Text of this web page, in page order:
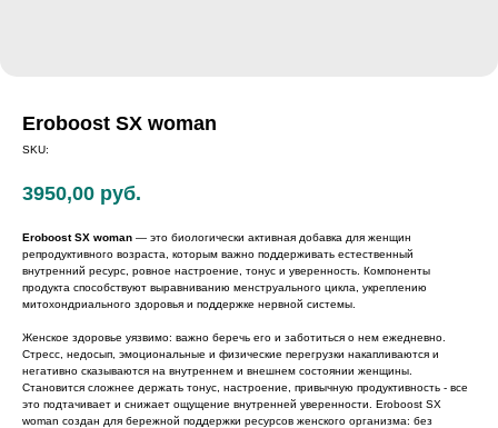
Eroboost SX woman
SKU:
3950,00 руб.
Eroboost SX woman — это биологически активная добавка для женщин
репродуктивного возраста, которым важно поддерживать естественный
внутренний ресурс, ровное настроение, тонус и уверенность. Компоненты
продукта способствуют выравниванию менструального цикла, укреплению
митохондриального здоровья и поддержке нервной системы.
Женское здоровье уязвимо: важно беречь его и заботиться о нем ежедневно.
Стресс, недосып, эмоциональные и физические перегрузки накапливаются и
негативно сказываются на внутреннем и внешнем состоянии женщины.
Становится сложнее держать тонус, настроение, привычную продуктивность - все
это подтачивает и снижает ощущение внутренней уверенности. Eroboost SX
woman создан для бережной поддержки ресурсов женского организма: без